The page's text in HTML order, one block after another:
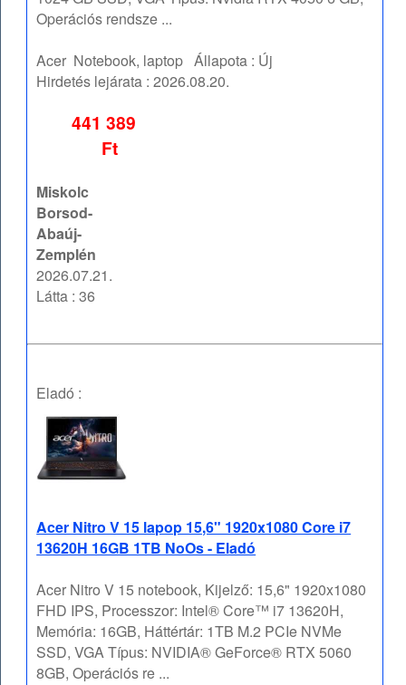
Operációs rendsze ...
Acer Notebook, laptop Állapota : Új
Hirdetés lejárata :2026.08.20.
441 389
Ft
Miskolc
Borsod-
Abaúj-
Zemplén
2026.07.21.
Látta : 36
Eladó :
Acer Nitro V 15 lapop 15,6" 1920x1080 Core i7
13620H 16GB 1TB NoOs - Eladó
Acer Nitro V 15 notebook, Kijelző: 15,6" 1920x1080
FHD IPS, Processzor: Intel® Core™ i7 13620H,
Memória: 16GB, Háttértár: 1TB M.2 PCIe NVMe
SSD, VGA Típus: NVIDIA® GeForce® RTX 5060
8GB, Operációs re ...